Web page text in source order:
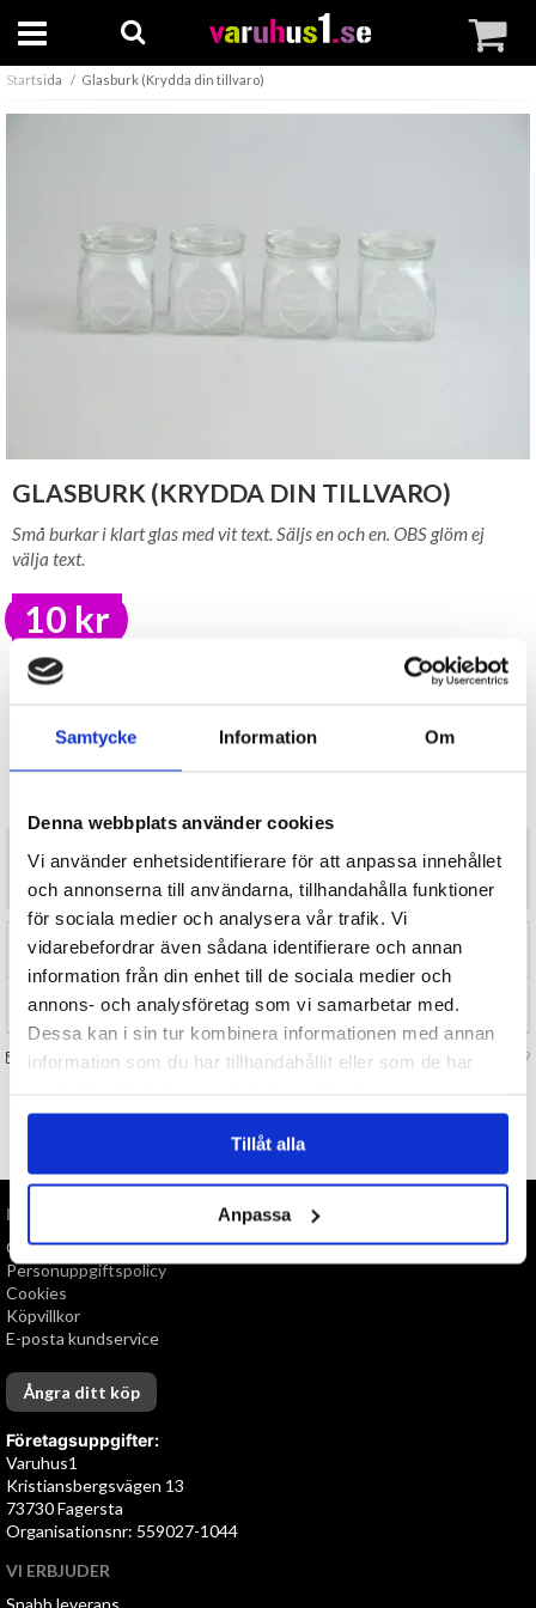
Samtycke Information Om
Denna webbplats använder cookies
Vi använder enhetsidentifierare för att anpassa innehållet
och annonserna till användarna, tillhandahålla funktioner
för sociala medier och analysera vår trafik. Vi
vidarebefordrar även sådana identifierare och annan
information från din enhet till de sociala medier och
annons- och analysföretag som vi samarbetar med.
Dessa kan i sin tur kombinera informationen med annan
information som du har tillhandahållit eller som de har
Tillåt alla
Anpassa
Startsida Glasburk (Krydda din tillvaro)
GLASBURK (KRYDDA DIN TILLVARO)
Små burkar i klart glas med vit text. Säljs en och en. OBS glöm ej
välja text.
10 kr
LAGER I SVERIGE, SNABB LEVERANS ÖPPET KÖP I 30 DAGAR
BEVAKA
Små burkar i klart glas med vit text. Säljs en och en. OBS glöm ej
välja text.
RECENSIONER (0)
TIPSA
FRÅGA OSS OM VARAN Art. nr 124619
TILL TOPPEN
INFORMATION
Om oss
Personuppgiftspolicy
Cookies
Köpvillkor
E-posta kundservice
Ångra ditt köp
Företagsuppgifter:
Varuhus1
Kristiansbergsvägen 13
73730 Fagersta
Organisationsnr: 559027-1044
VI ERBJUDER
Snabb leverans